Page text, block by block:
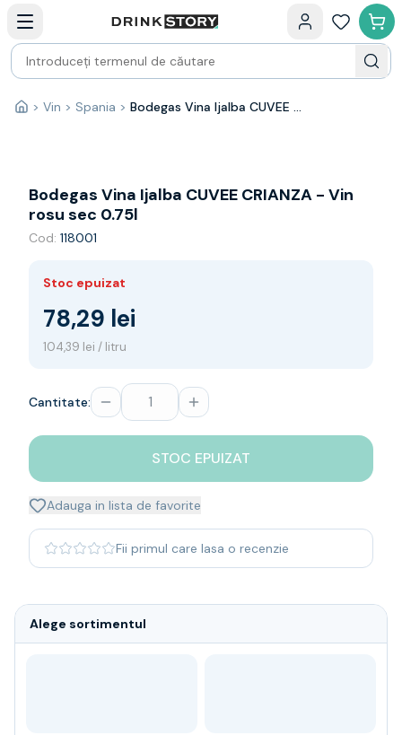
Bauturi fine — selectie
Produse Noi
Cosuri cadou
Pachete & Cadouri
Vin
Franta
Spania
Africa de Sud
Germania
Noua Zeelanda
Spumante
Sampanie
Single malt
Japanese
Bourbon
Blanded Japanese
Canadian
Rom
Vodka
Acasă
> Vin > Spania > Bodegas Vina Ijalba CUVEE CRIANZA - Vin rosu sec 0.75l
Bodegas Vina Ijalba CUVEE CRIANZA - Vin
rosu sec 0.75l
Cod: 118001
Stoc epuizat
78,29 lei
104,39 lei / litru
Cantitate:
STOC EPUIZAT
Adauga in lista de favorite
Fii primul care lasa o recenzie
Alege sortimentul